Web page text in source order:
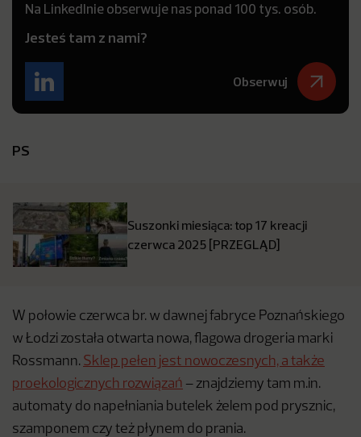
Na LinkedInie obserwuje nas ponad 100 tys. osób.
Jesteś tam z nami?
Obserwuj
PS
Suszonki miesiąca: top 17 kreacji
czerwca 2025 [PRZEGLĄD]
W połowie czerwca br. w dawnej fabryce Poznańskiego
w Łodzi została otwarta nowa, flagowa drogeria marki
Rossmann. Sklep pełen jest nowoczesnych, a także
proekologicznych rozwiązań – znajdziemy tam m.in.
automaty do napełniania butelek żelem pod prysznic,
szamponem czy też płynem do prania.